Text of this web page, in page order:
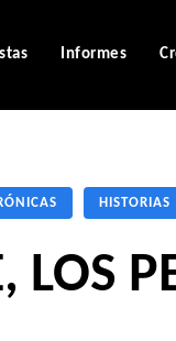
Informes
HISTORIAS
LOS